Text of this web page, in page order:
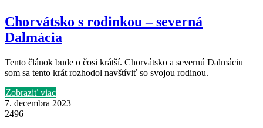
Chorvátsko s rodinkou – severná
Dalmácia
Tento článok bude o čosi krátší. Chorvátsko a severnú Dalmáciu
som sa tento krát rozhodol navštíviť so svojou rodinou.
Zobraziť viac
7. decembra 2023
2496